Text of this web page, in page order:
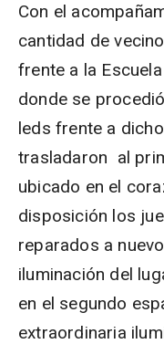
Con el
cantidad de
frente a la
donde se
leds frente a
trasladaron al
ubicado en el
disposición los
reparados a
iluminación del
en el segundo
extraordinaria